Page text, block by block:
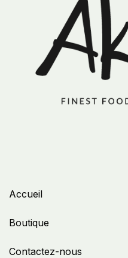
Accueil
Boutique
Contactez-nous